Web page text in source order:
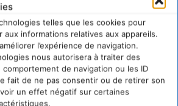
telles que les cookies pour
informations relatives aux appareils.
l’expérience de navigation.
nous autorisera à traiter des
de navigation ou les ID
fait de ne pas consentir ou de retirer son
un effet négatif sur certaines
entre défi sportif, événement
et animations pédagogiques,
Cynthiana et Maëva a ouvert une
peut être suivis dans d’autres PME.
des Entreprises (RSE) est
pour recruter ou répondre à des
public. Si la réduction de